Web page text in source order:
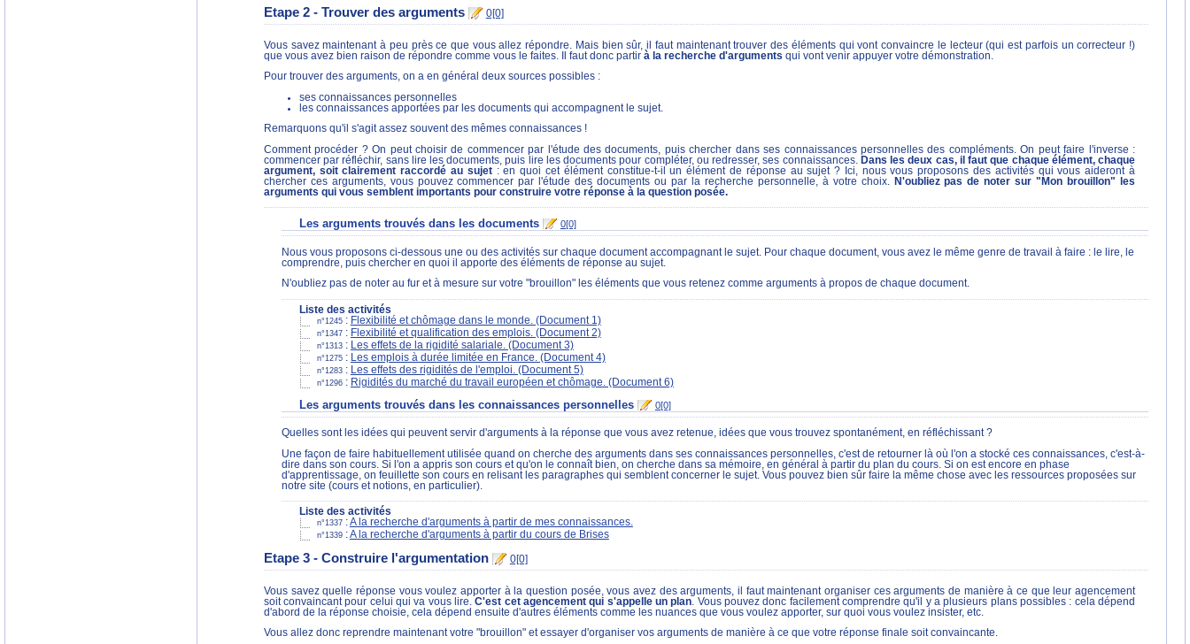
Etape 2 - Trouver des arguments 0[0]
Vous savez maintenant à peu près ce que vous allez répondre. Mais bien sûr, il faut maintenant trouver des éléments qui vont convaincre le lecteur (qui est parfois un correcteur !)
que vous avez bien raison de répondre comme vous le faites. Il faut donc partir à la recherche d'arguments qui vont venir appuyer votre démonstration.
Pour trouver des arguments, on a en général deux sources possibles :
ses connaissances personnelles
les connaissances apportées par les documents qui accompagnent le sujet.
Remarquons qu'il s'agit assez souvent des mêmes connaissances !
Comment procéder ? On peut choisir de commencer par l'étude des documents, puis chercher dans ses connaissances personnelles des compléments. On peut faire l'inverse :
commencer par réfléchir, sans lire les documents, puis lire les documents pour compléter, ou redresser, ses connaissances.
Dans les deux cas, il faut que chaque élément, chaque
argument, soit clairement raccordé au sujet : en quoi cet élément constitue-t-il un élément de réponse au sujet ? Ici, nous vous proposons des activités qui vous aideront à
chercher ces arguments, vous pouvez commencer par l'étude des documents ou par la recherche personnelle, à votre choix.
N'oubliez pas de noter sur "Mon brouillon" les
arguments qui vous semblent importants pour construire votre réponse à la question posée.
Les arguments trouvés dans les documents 0[0]
Nous vous proposons ci-dessous une ou des activités sur chaque document accompagnant le sujet. Pour chaque document, vous avez le même genre de travail à faire : le lire, le
comprendre, puis chercher en quoi il apporte des éléments de réponse au sujet.
N'oubliez pas de noter au fur et à mesure sur votre "brouillon" les éléments que vous retenez comme arguments à propos de chaque document.
Liste des activités
n°1245: Flexibilité et chômage dans le monde. (Document 1)
n°1347: Flexibilité et qualification des emplois. (Document 2)
n°1313: Les effets de la rigidité salariale. (Document 3)
n°1275: Les emplois à durée limitée en France. (Document 4)
n°1283: Les effets des rigidités de l'emploi. (Document 5)
n°1296: Rigidités du marché du travail européen et chômage. (Document 6)
Les arguments trouvés dans les connaissances personnelles 0[0]
Quelles sont les idées qui peuvent servir d'arguments à la réponse que vous avez retenue, idées que vous trouvez spontanément, en réfléchissant ?
Une façon de faire habituellement utilisée quand on cherche des arguments dans ses connaissances personnelles, c'est de retourner là où l'on a stocké ces connaissances, c'est-à-
dire dans son cours. Si l'on a appris son cours et qu'on le connaît bien, on cherche dans sa mémoire, en général à partir du plan du cours. Si on est encore en phase
d'apprentissage, on feuillette son cours en relisant les paragraphes qui semblent concerner le sujet. Vous pouvez bien sûr faire la même chose avec les ressources proposées sur
notre site (cours et notions, en particulier).
Liste des activités
n°1337:A la recherche d'arguments à partir de mes connaissances.
n°1339:A la recherche d'arguments à partir du cours de Brises
Etape 3 - Construire l'argumentation 0[0]
Vous savez quelle réponse vous voulez apporter à la question posée, vous avez des arguments, il faut maintenant organiser ces arguments de manière à ce que leur agencement
soit convaincant pour celui qui va vous lire.C'est cet agencement qui s'appelle un plan . Vous pouvez donc facilement comprendre qu'il y a plusieurs plans possibles : cela dépend
d'abord de la réponse choisie, cela dépend ensuite d'autres éléments comme les nuances que vous voulez apporter, sur quoi vous voulez insister, etc.
Vous allez donc reprendre maintenant votre "brouillon" et essayer d'organiser vos arguments de manière à ce que votre réponse finale soit convaincante.